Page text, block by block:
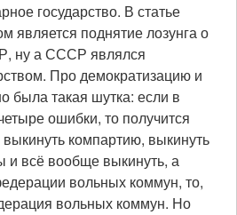
государство. В статье
является поднятие лозунга о
ну а СССР являлся
Про демократизацию и
была такая шутка: если в
ошибки, то получится
компартию, выкинуть
и всё вообще выкинуть, а
вольных коммун, то,
вольных коммун. Но